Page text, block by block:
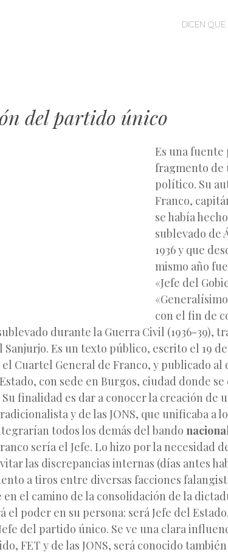
MENÚ
SALTARDICEN
del partido único
Es una
fragmento de
político. Su
Franco,
se había
sublevado de
1936 y que
mismo año
«Jefe del
con el fin de
durante la Guerra Civil (1936-39),
Es un texto público, escrito el 19 de
el Cuartel General de Franco, y publicado
con sede en Burgos, ciudad donde
finalidad es dar a conocer la creación de
y de las JONS, que unificaba a
todos los demás del bando
sería el Jefe. Lo hizo por la necesidad
las discrepancias internas (días antes
a tiros entre diversas facciones
el camino de la consolidación de la
el poder en su persona: será Jefe del
del partido único. Se ve una clara
FET y de las JONS, será conocido